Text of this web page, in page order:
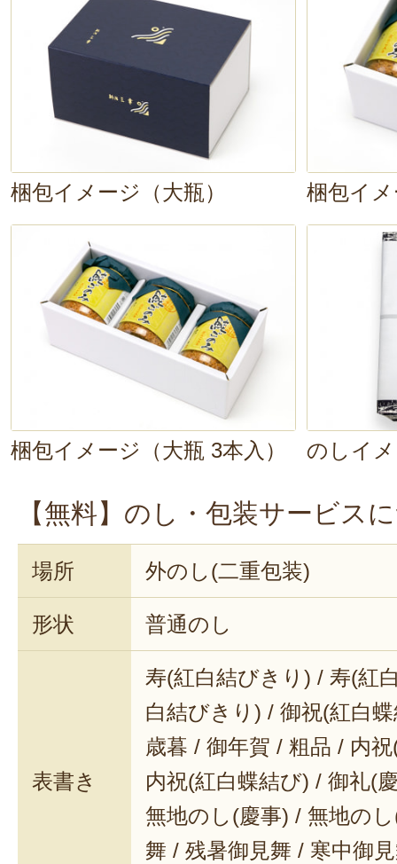
梱包イメージ（大瓶） 梱包イ
梱包イメージ（大瓶 3本入） のしイ
【無料】のし・包装サービス
場所 外のし(二重包装)
形状 普通のし
表書き
寿(紅白結びきり) / 寿(紅
白結びきり) / 御祝(紅白
歳暮 / 御年賀 / 粗品 / 内
内祝(紅白蝶結び) / 御礼(
無地のし(慶事) / 無地の
舞 / 残暑御見舞 / 寒中御